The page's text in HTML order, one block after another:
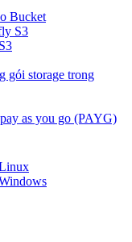
Bucket
S3
gói storage trong
as you go (PAYG)